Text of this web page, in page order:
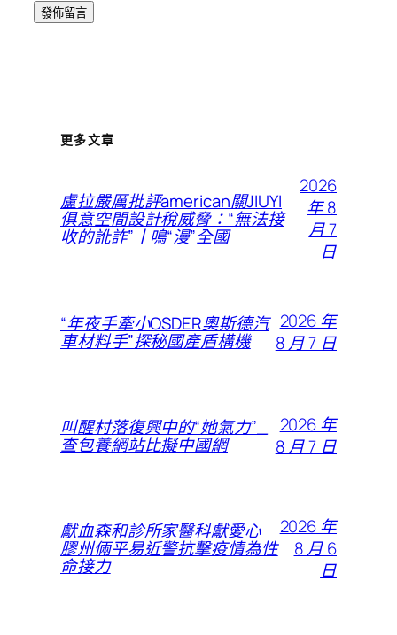
更多文章
盧拉嚴厲批評american關JIUYI
俱意空間設計稅威脅：“無法接
收的訛詐”丨鳴“漫”全國
2026
年 8
月 7
日
“年夜手牽小OSDER奧斯德汽
車材料手”探秘國產盾構機
2026 年
8 月 7 日
叫醒村落復興中的“她氣力”_
查包養網站比擬中國網
2026 年
8 月 7 日
獻血森和診所家醫科獻愛心
膠州倆平易近警抗擊疫情為性
命接力
2026 年
8 月 6
日